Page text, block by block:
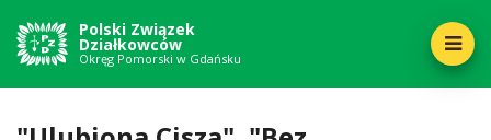
Polski Związek
Działkowców
Okręg Pomorski w Gdańsku